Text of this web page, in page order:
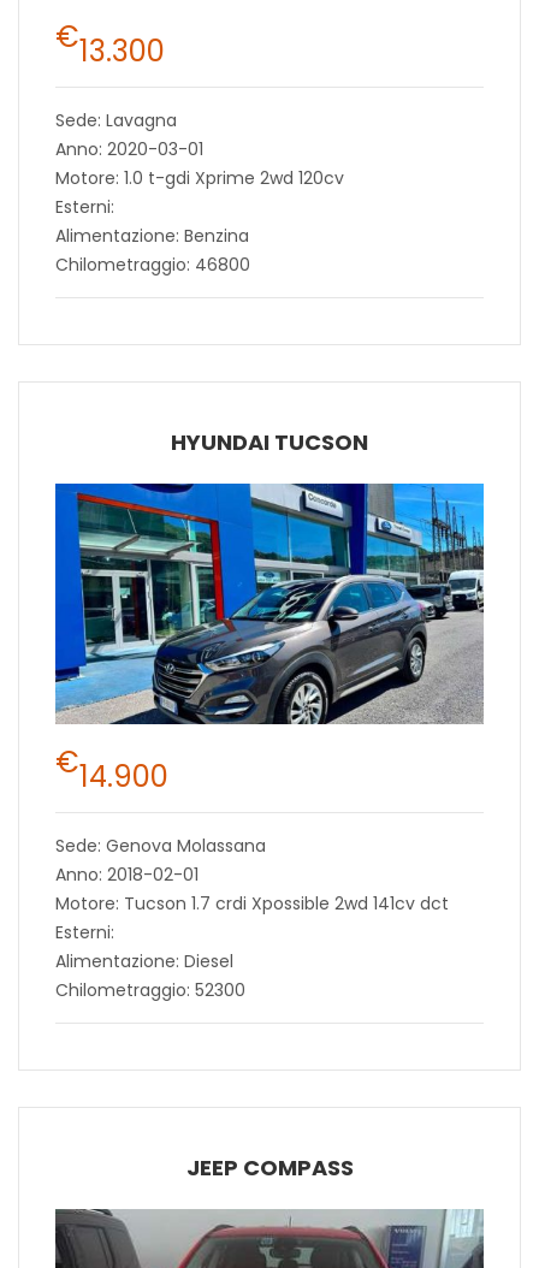
€13.300
Sede: Lavagna
Anno: 2020-03-01
Motore: 1.0 t-gdi Xprime 2wd 120cv
Esterni:
Alimentazione: Benzina
Chilometraggio: 46800
HYUNDAI TUCSON
€14.900
Sede: Genova Molassana
Anno: 2018-02-01
Motore: Tucson 1.7 crdi Xpossible 2wd 141cv dct
Esterni:
Alimentazione: Diesel
Chilometraggio: 52300
JEEP COMPASS